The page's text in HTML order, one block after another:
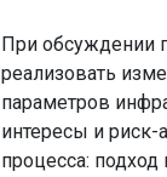
При обсуждении
реализовать
параметров
интересы и риск-
процесса: